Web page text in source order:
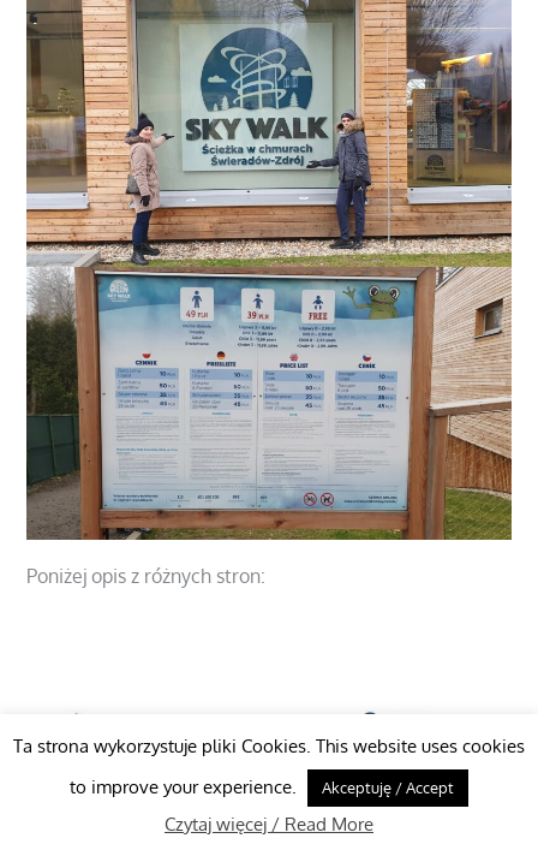
Poniżej opis z różnych stron:
Ta strona wykorzystuje pliki Cookies. This website uses cookies
to improve your experience.
Akceptuję / Accept
Czytaj więcej / Read More